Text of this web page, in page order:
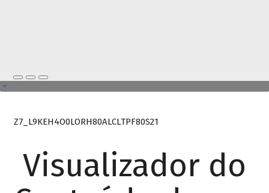
Z7_L9KEH4O0LORH80ALCLTPF80S21
Visualizador do